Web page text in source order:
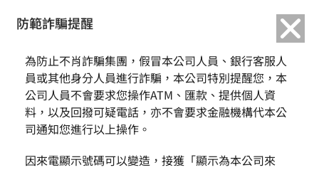
創新與服務
首頁 企業社會責任
創新與服務
對環球晶圓的意義
防範詐騙提醒
為防止不肖詐騙集團，假冒本公司人員、銀行客服人
員或其他身分人員進行詐騙，本公司特別提醒您，本
公司人員不會要求您操作ATM、匯款、提供個人資
料，以及回撥可疑電話，亦不會要求金融機構代本公
司通知您進行以上操作。
因來電顯示號碼可以變造，接獲「顯示為本公司來